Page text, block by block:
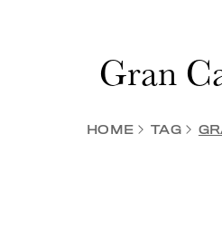
Gran
HOME TAG